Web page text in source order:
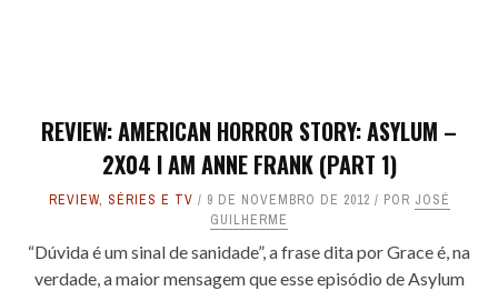
REVIEW: AMERICAN HORROR STORY: ASYLUM –
2X04 I AM ANNE FRANK (PART 1)
REVIEW, SÉRIES E TV 9 DE NOVEMBRO DE 2012 POR JOSÉ
GUILHERME
“Dúvida é um sinal de sanidade”, a frase dita por Grace é, na
verdade, a maior mensagem que esse episódio de Asylum